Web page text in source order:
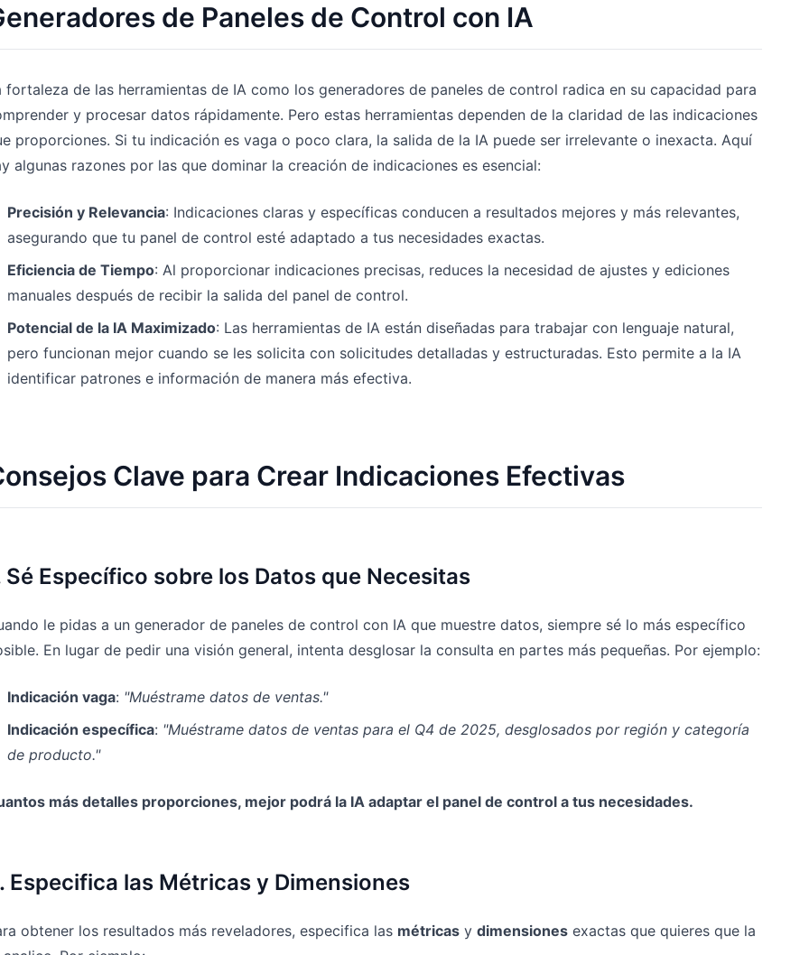
de Paneles de Control con IA
fortaleza de las herramientas de IA como los generadores de paneles de control radica en su capacidad para
y procesar datos rápidamente. Pero estas herramientas dependen de la claridad de las indicaciones
proporciones. Si tu indicación es vaga o poco clara, la salida de la IA puede ser irrelevante o inexacta. Aquí
algunas razones por las que dominar la creación de indicaciones es esencial:
Precisión y Relevancia: Indicaciones claras y específicas conducen a resultados mejores y más relevantes,
asegurando que tu panel de control esté adaptado a tus necesidades exactas.
Eficiencia de Tiempo: Al proporcionar indicaciones precisas, reduces la necesidad de ajustes y ediciones
manuales después de recibir la salida del panel de control.
Potencial de la IA Maximizado: Las herramientas de IA están diseñadas para trabajar con lenguaje natural,
pero funcionan mejor cuando se les solicita con solicitudes detalladas y estructuradas. Esto permite a la IA
identificar patrones e información de manera más efectiva.
Clave para Crear Indicaciones Efectivas
Sé Específico sobre los Datos que Necesitas
le pidas a un generador de paneles de control con IA que muestre datos, siempre sé lo más específico
En lugar de pedir una visión general, intenta desglosar la consulta en partes más pequeñas. Por ejemplo:
Indicación vaga: "Muéstrame datos de ventas."
Indicación específica: "Muéstrame datos de ventas para el Q4 de 2025, desglosados por región y categoría
de producto."
más detalles proporciones, mejor podrá la IA adaptar el panel de control a tus necesidades.
Especifica las Métricas y Dimensiones
obtener los resultados más reveladores, especifica las métricas y dimensiones exactas que quieres que la